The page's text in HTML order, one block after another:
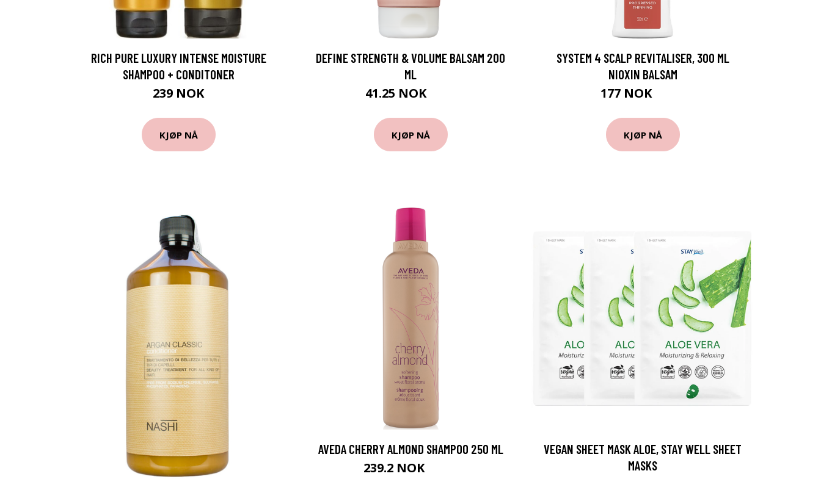
RICH PURE LUXURY INTENSE MOISTURE
SHAMPOO + CONDITONER
239 NOK
KJØP NÅ
DEFINE STRENGTH & VOLUME BALSAM 200
ML
41.25 NOK
KJØP NÅ
SYSTEM 4 SCALP REVITALISER, 300 ML
NIOXIN BALSAM
177 NOK
KJØP NÅ
AVEDA CHERRY ALMOND SHAMPOO 250 ML
239.2 NOK
VEGAN SHEET MASK ALOE, STAY WELL SHEET
MASKS